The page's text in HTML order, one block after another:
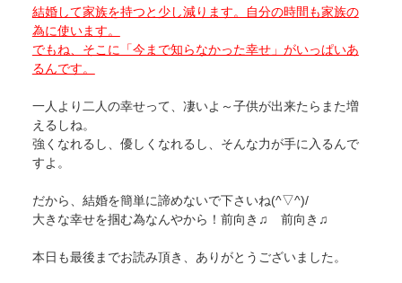
結婚して家族を持つと少し減ります。自分の時間も家族の
為に使います。
でもね、そこに「今まで知らなかった幸せ」がいっぱいあ
るんです。
一人より二人の幸せって、凄いよ～子供が出来たらまた増
えるしね。
強くなれるし、優しくなれるし、そんな力が手に入るんで
すよ。
だから、結婚を簡単に諦めないで下さいね(^▽^)/
大きな幸せを掴む為なんやから！前向き♫ 前向き♫
本日も最後までお読み頂き、ありがとうございました。